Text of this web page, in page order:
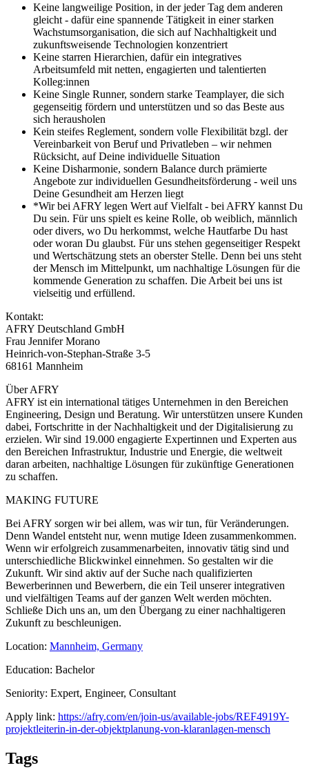
Keine langweilige Position, in der jeder Tag dem anderen
gleicht - dafür eine spannende Tätigkeit in einer starken
Wachstumsorganisation, die sich auf Nachhaltigkeit und
zukunftsweisende Technologien konzentriert
Keine starren Hierarchien, dafür ein integratives
Arbeitsumfeld mit netten, engagierten und talentierten
Kolleg:innen
Keine Single Runner, sondern starke Teamplayer, die sich
gegenseitig fördern und unterstützen und so das Beste aus
sich herausholen
Kein steifes Reglement, sondern volle Flexibilität bzgl. der
Vereinbarkeit von Beruf und Privatleben – wir nehmen
Rücksicht, auf Deine individuelle Situation
Keine Disharmonie, sondern Balance durch prämierte
Angebote zur individuellen Gesundheitsförderung - weil uns
Deine Gesundheit am Herzen liegt
*Wir bei AFRY legen Wert auf Vielfalt - bei AFRY kannst Du
Du sein. Für uns spielt es keine Rolle, ob weiblich, männlich
oder divers, wo Du herkommst, welche Hautfarbe Du hast
oder woran Du glaubst. Für uns stehen gegenseitiger Respekt
und Wertschätzung stets an oberster Stelle. Denn bei uns steht
der Mensch im Mittelpunkt, um nachhaltige Lösungen für die
kommende Generation zu schaffen. Die Arbeit bei uns ist
vielseitig und erfüllend.
Kontakt:
AFRY Deutschland GmbH
Frau Jennifer Morano
Heinrich-von-Stephan-Straße 3-5
68161 Mannheim
Über AFRY
AFRY ist ein international tätiges Unternehmen in den Bereichen
Engineering, Design und Beratung. Wir unterstützen unsere Kunden
dabei, Fortschritte in der Nachhaltigkeit und der Digitalisierung zu
erzielen. Wir sind 19.000 engagierte Expertinnen und Experten aus
den Bereichen Infrastruktur, Industrie und Energie, die weltweit
daran arbeiten, nachhaltige Lösungen für zukünftige Generationen
zu schaffen.
MAKING FUTURE
Bei AFRY sorgen wir bei allem, was wir tun, für Veränderungen.
Denn Wandel entsteht nur, wenn mutige Ideen zusammenkommen.
Wenn wir erfolgreich zusammenarbeiten, innovativ tätig sind und
unterschiedliche Blickwinkel einnehmen. So gestalten wir die
Zukunft. Wir sind aktiv auf der Suche nach qualifizierten
Bewerberinnen und Bewerbern, die ein Teil unserer integrativen
und vielfältigen Teams auf der ganzen Welt werden möchten.
Schließe Dich uns an, um den Übergang zu einer nachhaltigeren
Zukunft zu beschleunigen.
Location: Mannheim, Germany
Education: Bachelor
Seniority: Expert, Engineer, Consultant
Apply link: https://afry.com/en/join-us/available-jobs/REF4919Y-
projektleiterin-in-der-objektplanung-von-klaranlagen-mensch
Tags